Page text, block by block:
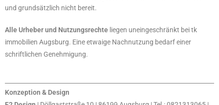
und grundsätzlich nicht bereit.
Alle Urheber und Nutzungsrechte liegen uneingeschränkt bei tk
immobilien Augsburg. Eine etwaige Nachnutzung bedarf einer
schriftlichen Genehmigung.
Konzeption & Design